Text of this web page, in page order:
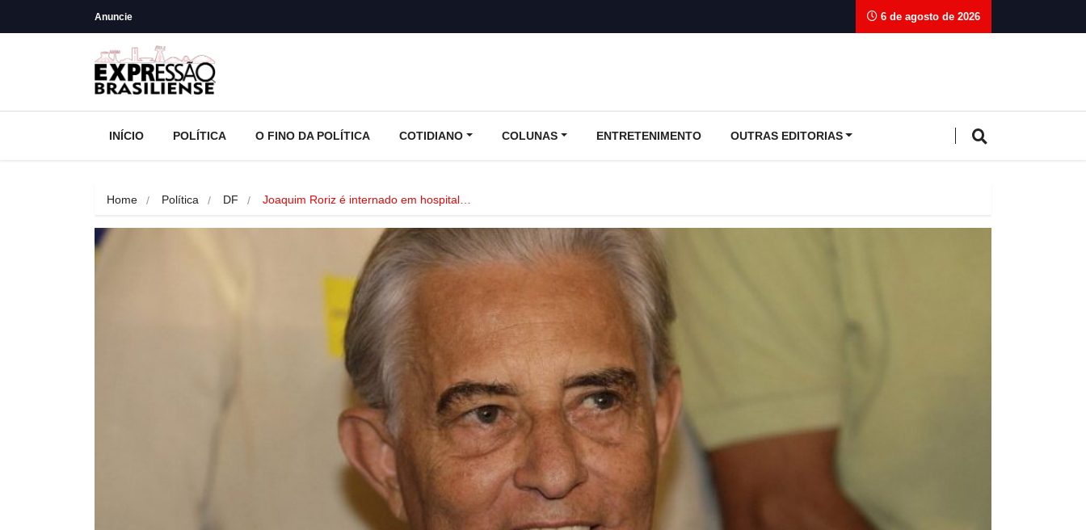
Anuncie 6 de agosto de 2026
INÍCIO POLÍTICA O FINO DA POLÍTICA COTIDIANO COLUNAS ENTRETENIMENTO OUTRAS EDITORIAS
Home Política DF Joaquim Roriz é internado em hospital…